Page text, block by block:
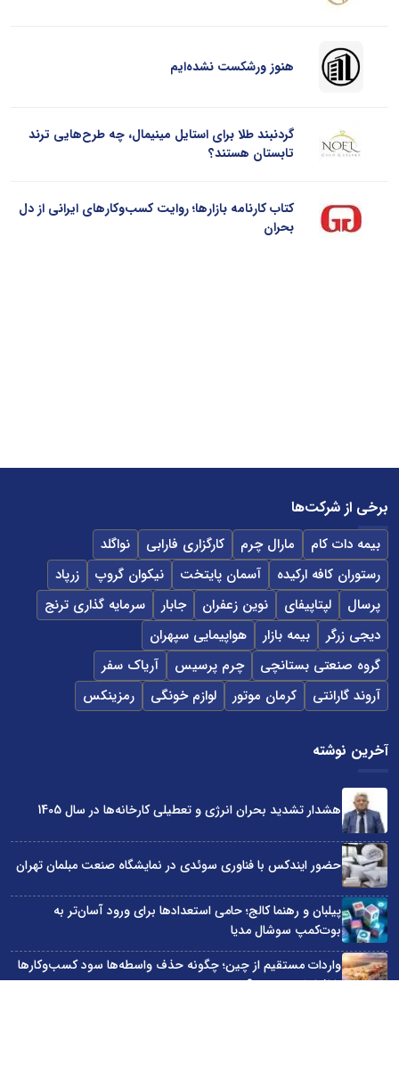
هنوز ورشکست نشده‌ایم
گردنبند طلا برای استایل مینیمال، چه طرح‌هایی ترند
تابستان هستند؟
کتاب کارنامه بازارها؛ روایت کسب‌و‌کارهای ایرانی از دل
بحران
برخی از شرکت‌ها
بیمه دات کام مارال چرم کارگزاری فارابی
نواگلد
رستوران کافه ارکیده
آسمان پایتخت نیکوان گروپ
زرپاد
پرسال
لپتاپیفای نوین زعفران جابار
سرمایه گذاری ترنج
دیجی زرگر
بیمه بازار
هواپیمایی سپهران
گروه صنعتی بستانچی
چرم پرسیس
آریاک سفر
آروند گارانتی
کرمان موتور لوازم خونگی رمزینکس
آخرین نوشته
هشدار تشدید بحران انرژی و تعطیلی کارخانه‌ها در سال 1405
حضور ایندکس با فناوری سوئدی در نمایشگاه صنعت مبلمان تهران
پیلبان و رهنما کالج؛ حامی استعدادها برای ورود آسان‌تر به
بوت‌کمپ سوشال مدیا
واردات مستقیم از چین؛ چگونه حذف واسطه‌ها سود کسب‌وکارها
را افزایش می‌دهد؟